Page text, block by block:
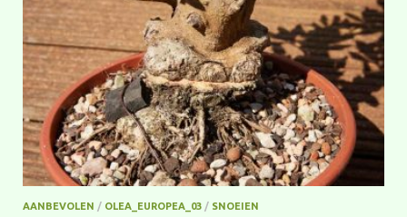
AANBEVOLEN / OLEA_EUROPEA_03 / SNOEIEN